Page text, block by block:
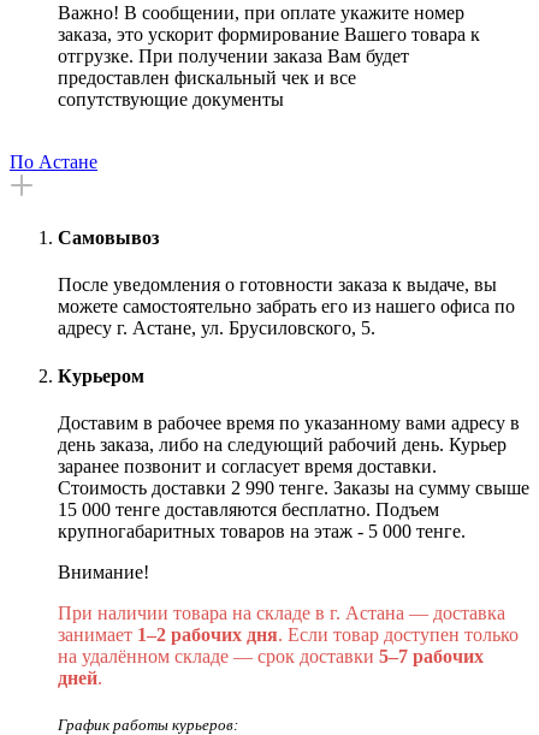
Важно! В сообщении, при оплате укажите номер
заказа, это ускорит формирование Вашего товара к
отгрузке. При получении заказа Вам будет
предоставлен фискальный чек и все
сопутствующие документы
По Астане
Самовывоз
После уведомления о готовности заказа к выдаче, вы
можете самостоятельно забрать его из нашего офиса по
адресу г. Астане, ул. Брусиловского, 5.
Курьером
Доставим в рабочее время по указанному вами адресу в
день заказа, либо на следующий рабочий день. Курьер
заранее позвонит и согласует время доставки.
Стоимость доставки 2 990 тенге. Заказы на сумму свыше
15 000 тенге доставляются бесплатно. Подъем
крупногабаритных товаров на этаж - 5 000 тенге.
Внимание!
При наличии товара на складе в г. Астана — доставка
занимает 1–2 рабочих дня. Если товар доступен только
на удалённом складе — срок доставки 5–7 рабочих
дней.
График работы курьеров: